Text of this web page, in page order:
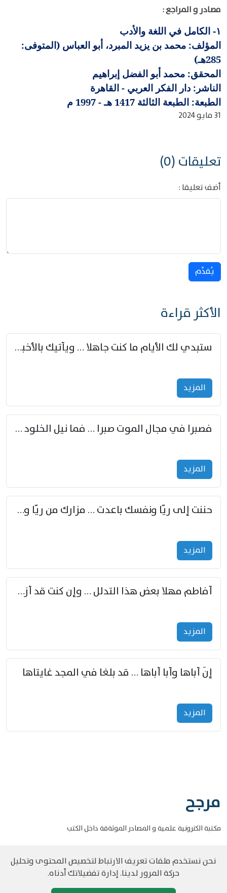
مصادر و المراجع :
١-
الكامل في اللغة والأدب
المؤلف: محمد بن يزيد المبرد، أبو العباس (المتوفى:
285هـ)
المحقق: محمد أبو الفضل إبراهيم
الناشر: دار الفكر العربي - القاهرة
الطبعة: الطبعة الثالثة 1417 هـ - 1997 م
31 مايو 2024
تعليقات (0)
أضف تعليقا :
يُقدِّم
الأكثر قراءة
ستبدي لك الأيام ما كنت جاهلا … ويأتيك بالأخبار من لم تزوّد
المزید
فصبرا في مجال الموت صبرا … فما نيل الخلود بمستطاع
المزید
حننت إلى ريّا ونفسك باعدت … مزارك من ريّا وشعباكما معا
المزید
أفاطم مهلا بعض هذا التدلل … وإن كنت قد أزمعت صرمي فأجملي
المزید
إنّ أباها وأبا أباها … قد بلغا في المجد غايتاها
المزید
مرجح
مكتبة الكترونية علمية و المصادر الموثةقة داخل الكتب
نحن نستخدم ملفات تعريف الارتباط لتخصيص المحتوى وتحليل
حركة المرور لدينا. إدارة تفضيلاتك أدناه.